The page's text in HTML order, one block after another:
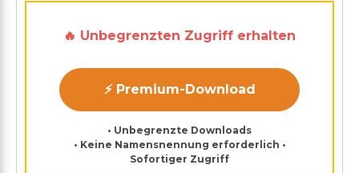
🔥 Unbegrenzten Zugriff erhalten
⚡ Premium-Download
• Unbegrenzte Downloads
• Keine Namensnennung erforderlich •
Sofortiger Zugriff